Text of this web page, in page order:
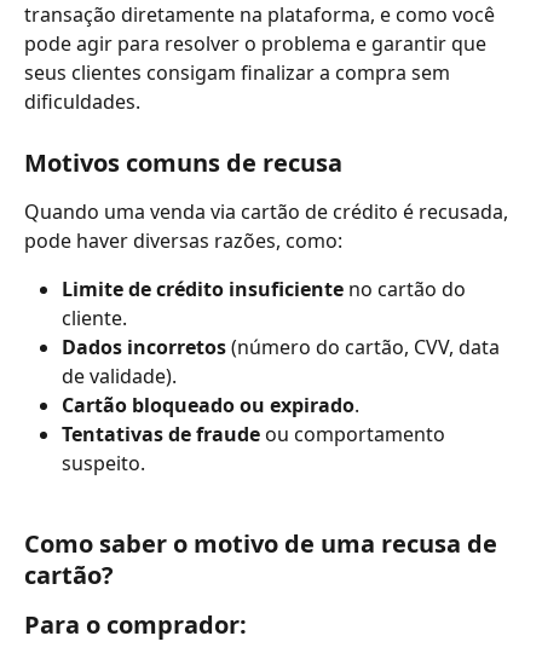
transação diretamente na plataforma, e como você
pode agir para resolver o problema e garantir que
seus clientes consigam finalizar a compra sem
dificuldades.
Motivos comuns de recusa
Quando uma venda via cartão de crédito é recusada,
pode haver diversas razões, como:
Limite de crédito insuficiente no cartão do
cliente.
Dados incorretos (número do cartão, CVV, data
de validade).
Cartão bloqueado ou expirado.
Tentativas de fraude ou comportamento
suspeito.
Como saber o motivo de uma recusa de
cartão?
Para o comprador: